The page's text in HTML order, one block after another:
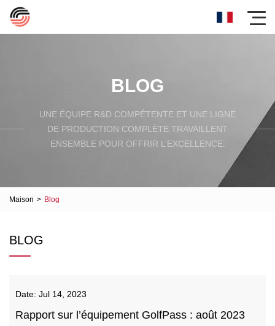
BLOG
UNE ÉQUIPE R&D COMPÉTENTE ET UNE LIGNE
DE PRODUCTION COMPLÈTE TRAVAILLENT
ENSEMBLE POUR OFFRIR L’EXCELLENCE.
Maison > Blog
BLOG
Date: Jul 14, 2023
Rapport sur l’équipement GolfPass : août 2023